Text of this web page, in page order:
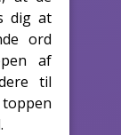
dig at
ord
af
til